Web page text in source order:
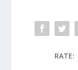
RATE: